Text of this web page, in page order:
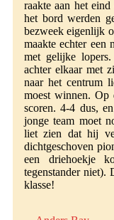
raakte aan het
het bord werden
bezweek eigenlijk
maakte echter een
met gelijke
achter elkaar met
naar het centrum
moest winnen. Op
scoren. 4-4 dus,
jonge team moet
liet zien dat hij
dichtgeschoven
een driehoekje
tegenstander niet).
klasse!